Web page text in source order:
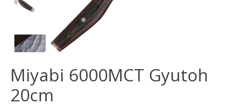
Miyabi 6000MCT Gyutoh
20cm